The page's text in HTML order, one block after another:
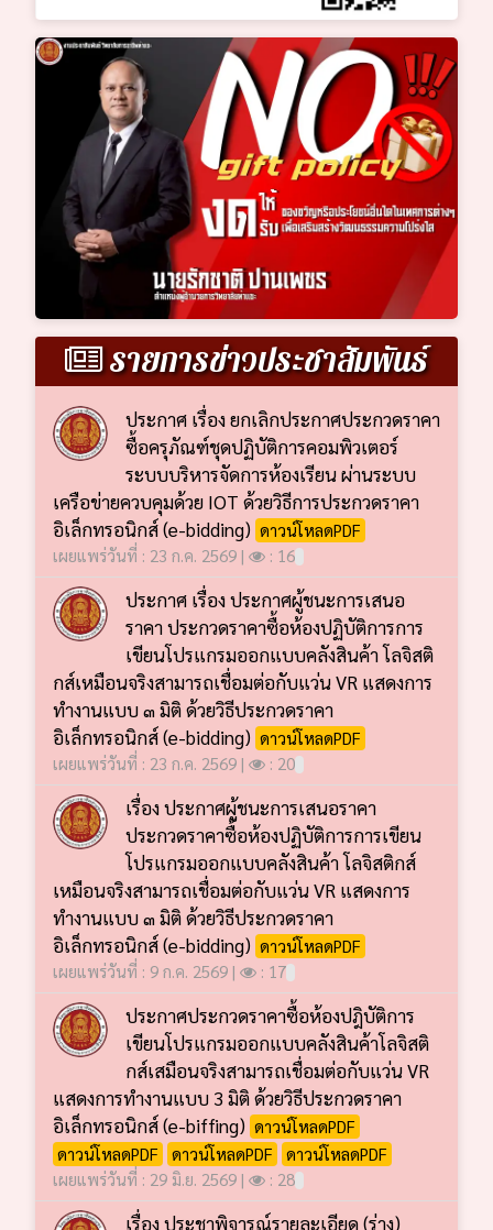
รายการข่าวประชาสัมพันธ์
ประกาศ เรื่อง ยกเลิกประกาศประกวดราคา
ซื้อครุภัณฑ์ชุดปฏิบัติการคอมพิวเตอร์
ระบบบริหารจัดการห้องเรียน ผ่านระบบ
เครือข่ายควบคุมด้วย IOT ด้วยวิธีการประกวดราคา
อิเล็กทรอนิกส์ (e-bidding) ดาวน์โหลดPDF
เผยแพร่วันที่ : 23 ก.ค. 2569 |
: 16
ประกาศ เรื่อง ประกาศผู้ชนะการเสนอ
ราคา ประกวดราคาซื้อห้องปฏิบัติการการ
เขียนโปรแกรมออกแบบคลังสินค้า โลจิสติ
กส์เหมือนจริงสามารถเชื่อมต่อกับแว่น VR แสดงการ
ทำงานแบบ ๓ มิติ ด้วยวิธีประกวดราคา
อิเล็กทรอนิกส์ (e-bidding) ดาวน์โหลดPDF
เผยแพร่วันที่ : 23 ก.ค. 2569 |
: 20
เรื่อง ประกาศผู้ชนะการเสนอราคา
ประกวดราคาซื้อห้องปฏิบัติการการเขียน
โปรแกรมออกแบบคลังสินค้า โลจิสติกส์
เหมือนจริงสามารถเชื่อมต่อกับแว่น VR แสดงการ
ทำงานแบบ ๓ มิติ ด้วยวิธีประกวดราคา
อิเล็กทรอนิกส์ (e-bidding) ดาวน์โหลดPDF
เผยแพร่วันที่ : 9 ก.ค. 2569 |
: 17
ประกาศประกวดราคาซื้อห้องปฎิบัติการ
เขียนโปรแกรมออกแบบคลังสินค้าโลจิสติ
กส์เสมือนจริงสามารถเชื่อมต่อกับแว่น VR
แสดงการทำงานแบบ 3 มิติ ด้วยวิธีประกวดราคา
อิเล็กทรอนิกส์ (e-biffing) ดาวน์โหลดPDF
ดาวน์โหลดPDF
ดาวน์โหลดPDF
ดาวน์โหลดPDF
เผยแพร่วันที่ : 29 มิ.ย. 2569 |
: 28
เรื่อง ประชาพิจารณ์รายละเอียด (ร่าง)